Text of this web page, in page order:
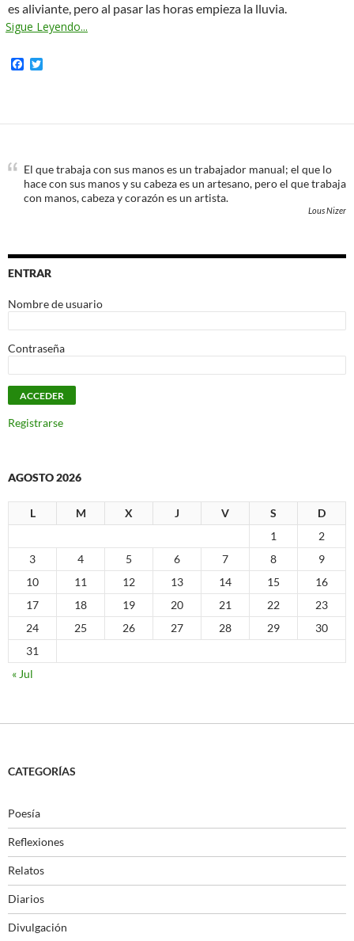
es aliviante, pero al pasar las horas empieza la lluvia.
Sigue Leyendo...
F
o
e
El que trabaja con sus manos es un trabajador manual; el que lo
hace con sus manos y su cabeza es un artesano, pero el que trabaja
con manos, cabeza y corazón es un artista.
Lous Nizer
ENTRAR
Nombre de usuario
Contraseña
Registrarse
AGOSTO 2026
L M X J V S
D
1
2
3
4 5 6 7 8
9
10
11 12 13 14 15
16
17
18 19 20 21 22
23
24
25 26 27 28 29
30
31
« Jul
CATEGORÍAS
Poesía
Reflexiones
Relatos
Diarios
Divulgación